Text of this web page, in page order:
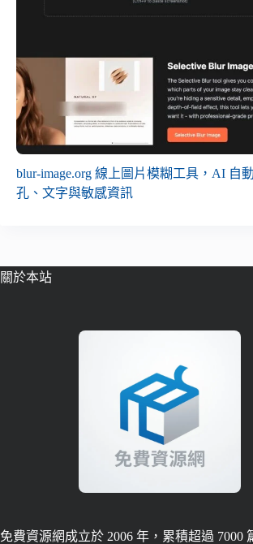
blur-image.org 線上圖片模糊工具，AI 自
孔、文字與敏感資訊
關於本站
免費資源網成立於 2006 年，累積超過 7000